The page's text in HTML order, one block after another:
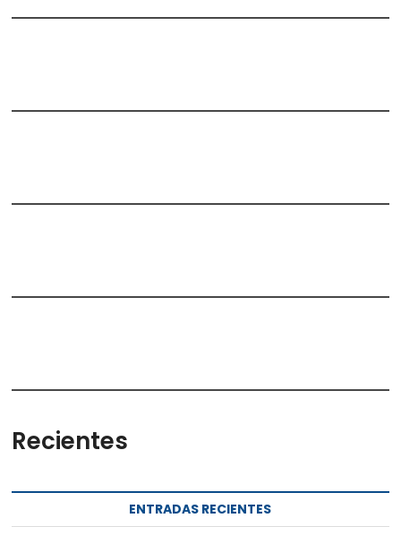
Recientes
ENTRADAS RECIENTES